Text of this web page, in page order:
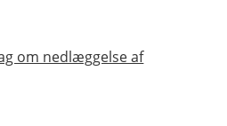
om nedlæggelse af